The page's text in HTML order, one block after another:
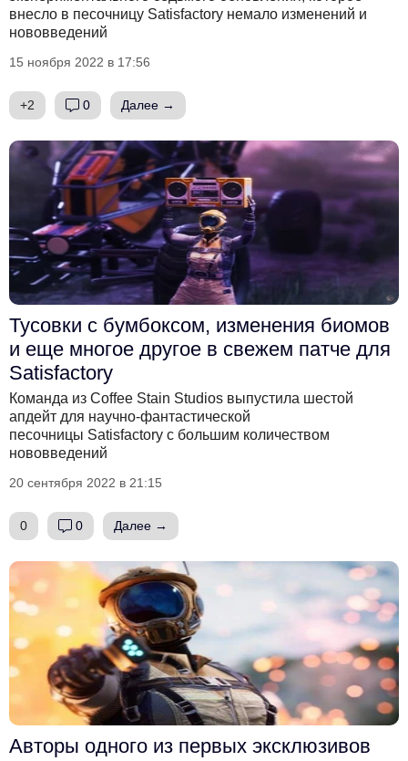
внесло в песочницу Satisfactory немало изменений и
нововведений
15 ноября 2022 в 17:56
+2 0 Далее →
Тусовки с бумбоксом, изменения биомов
и еще многое другое в свежем патче для
Satisfactory
Команда из Coffee Stain Studios выпустила шестой
апдейт для научно-фантастической
песочницы Satisfactory с большим количеством
нововведений
20 сентября 2022 в 21:15
0 0 Далее →
Авторы одного из первых эксклюзивов